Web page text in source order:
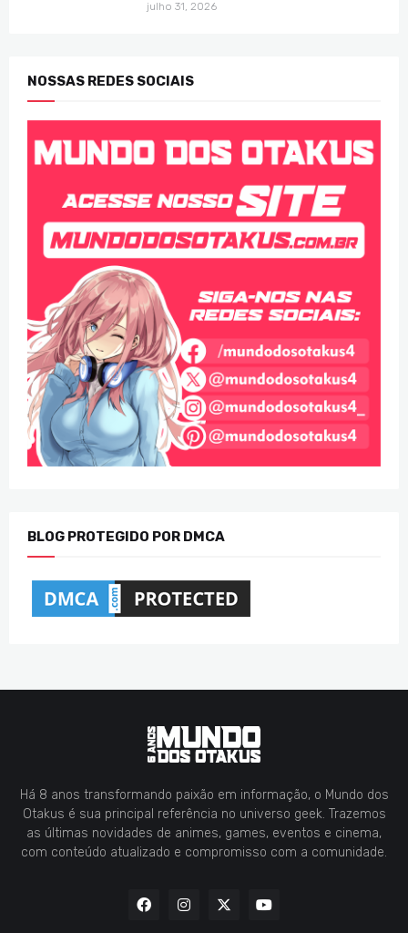
julho 31, 2026
NOSSAS REDES SOCIAIS
BLOG PROTEGIDO POR DMCA
Há 8 anos transformando paixão em informação, o Mundo dos
Otakus é sua principal referência no universo geek. Trazemos
as últimas novidades de animes, games, eventos e cinema,
com conteúdo atualizado e compromisso com a comunidade.